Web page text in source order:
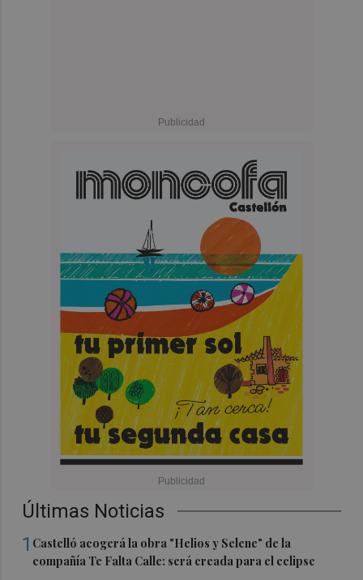
Últimas Noticias
1 Castelló acogerá la obra "Helios y Selene" de la
compañía Te Falta Calle: será creada para el eclipse